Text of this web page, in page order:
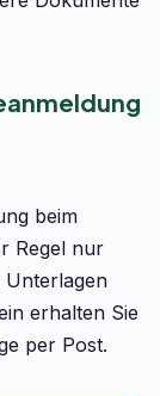
beim
Regel nur
Unterlagen
erhalten Sie
per Post.